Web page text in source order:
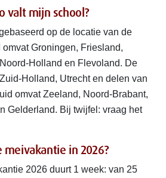
valt mijn school?
op de locatie van de
Groningen, Friesland,
Holland en Flevoland. De
Holland, Utrecht en delen van
omvat Zeeland, Noord-Brabant,
Gelderland. Bij twijfel: vraag het
meivakantie in 2026?
2026 duurt 1 week: van 25